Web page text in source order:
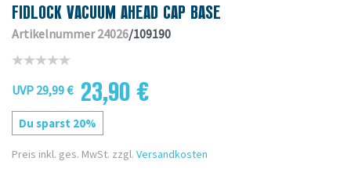
FIDLOCK VACUUM AHEAD CAP BASE
Artikelnummer 24026/109190
UVP 29,99 € 23,90 €
Du sparst 20%
Preis inkl. ges. MwSt. zzgl. Versandkosten